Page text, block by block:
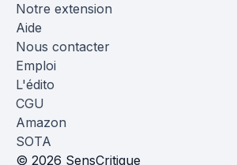
Notre extension
Aide
Nous contacter
Emploi
L'édito
CGU
Amazon
SOTA
© 2026 SensCritique